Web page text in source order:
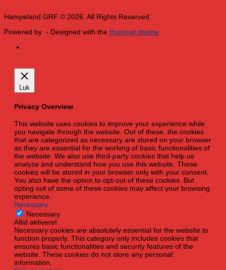
Hampeland GRF © 2026. All Rights Reserved.
Powered by - Designed with the Hueman theme
Luk
Privacy Overview
This website uses cookies to improve your experience while
you navigate through the website. Out of these, the cookies
that are categorized as necessary are stored on your browser
as they are essential for the working of basic functionalities of
the website. We also use third-party cookies that help us
analyze and understand how you use this website. These
cookies will be stored in your browser only with your consent.
You also have the option to opt-out of these cookies. But
opting out of some of these cookies may affect your browsing
experience.
Necessary
Necessary
Altid aktiveret
Necessary cookies are absolutely essential for the website to
function properly. This category only includes cookies that
ensures basic functionalities and security features of the
website. These cookies do not store any personal
information.